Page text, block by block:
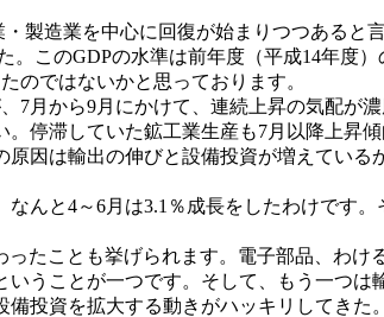
造業を中心に回復が始まりつつあると言
このGDPの水準は前年度（平成14年度
のではないかと思っております。
月から9月にかけて、連続上昇の気配が
停滞していた鉱工業生産も7月以降上昇傾
因は輸出の伸びと設備投資が増えてい
んと4～6月は3.1％成長をしたわけです
たことも挙げられます。電子部品、わ
うことが一つです。そして、もう一つ
投資を拡大する動きがハッキリしてきた。